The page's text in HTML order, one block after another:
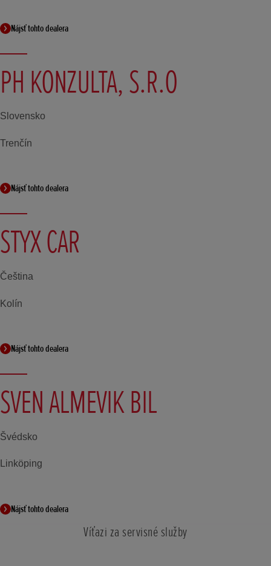
Nájsť tohto dealera
PH KONZULTA, S.R.O
Slovensko
Trenčín
Nájsť tohto dealera
STYX CAR
Čeština
Kolín
Nájsť tohto dealera
SVEN ALMEVIK BIL
Švédsko
Linköping
Nájsť tohto dealera
Víťazi za servisné služby